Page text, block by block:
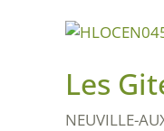
Les
NEUVILLE-